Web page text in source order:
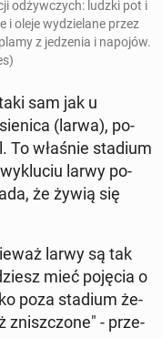
od­żyw­czych: ludzki pot i
i oleje wy­dzie­la­ne przez
z je­dze­nia i napojów.
sam jak u
(larwa), po­
To właśnie stadium
larwy po­
że żywią się
larwy są tak
mieć pojęcia o
poza stadium że­
znisz­czo­ne" - prze­